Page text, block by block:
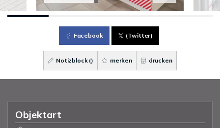
Facebook (Twitter)
Notizblock () merken drucken
Objektart